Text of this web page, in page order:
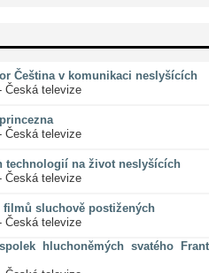
Čeština v komunikaci neslyšících
Česká televize
Česká televize
technologií na život neslyšících
Česká televize
filmů sluchově postižených
Česká televize
hluchoněmých svatého